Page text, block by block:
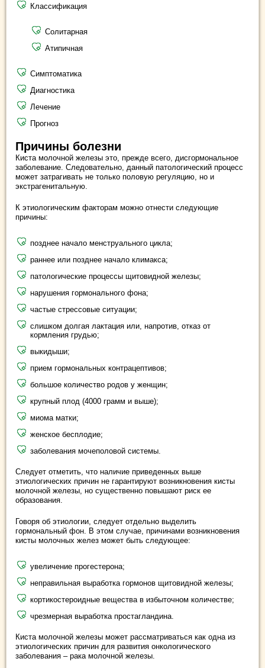
Классификация
Солитарная
Атипичная
Симптоматика
Диагностика
Лечение
Прогноз
Причины болезни
Киста молочной железы это, прежде всего, дисгормональное
заболевание. Следовательно, данный патологический процесс
может затрагивать не только половую регуляцию, но и
экстрагенитальную.
К этиологическим факторам можно отнести следующие
причины:
позднее начало менструального цикла;
раннее или позднее начало климакса;
патологические процессы щитовидной железы;
нарушения гормонального фона;
частые стрессовые ситуации;
слишком долгая лактация или, напротив, отказ от
кормления грудью;
выкидыши;
прием гормональных контрацептивов;
большое количество родов у женщин;
крупный плод (4000 грамм и выше);
миома матки;
женское бесплодие;
заболевания мочеполовой системы.
Следует отметить, что наличие приведенных выше
этиологических причин не гарантируют возникновения кисты
молочной железы, но существенно повышают риск ее
образования.
Говоря об этиологии, следует отдельно выделить
гормональный фон. В этом случае, причинами возникновения
кисты молочных желез может быть следующее:
увеличение прогестерона;
неправильная выработка гормонов щитовидной железы;
кортикостероидные вещества в избыточном количестве;
чрезмерная выработка простагландина.
Киста молочной железы может рассматриваться как одна из
этиологических причин для развития онкологического
заболевания – рака молочной железы.